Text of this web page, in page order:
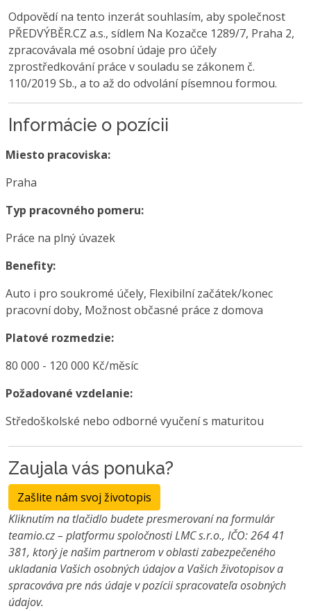
Odpovědí na tento inzerát souhlasím, aby společnost
PŘEDVÝBĚR.CZ a.s., sídlem Na Kozačce 1289/7, Praha 2,
zpracovávala mé osobní údaje pro účely
zprostředkování práce v souladu se zákonem č.
110/2019 Sb., a to až do odvolání písemnou formou.
Informácie o pozícii
Miesto pracoviska:
Praha
Typ pracovného pomeru:
Práce na plný úvazek
Benefity:
Auto i pro soukromé účely, Flexibilní začátek/konec
pracovní doby, Možnost občasné práce z domova
Platové rozmedzie:
80 000 - 120 000 Kč/měsíc
Požadované vzdelanie:
Středoškolské nebo odborné vyučení s maturitou
Zaujala vás ponuka?
Zašlite nám svoj životopis
Kliknutím na tlačidlo budete presmerovaní na formulár
teamio.cz – platformu spoločnosti LMC s.r.o., IČO: 264 41
381, ktorý je našim partnerom v oblasti zabezpečeného
ukladania Vašich osobných údajov a Vašich životopisov a
spracováva pre nás údaje v pozícii spracovateľa osobných
údajov.